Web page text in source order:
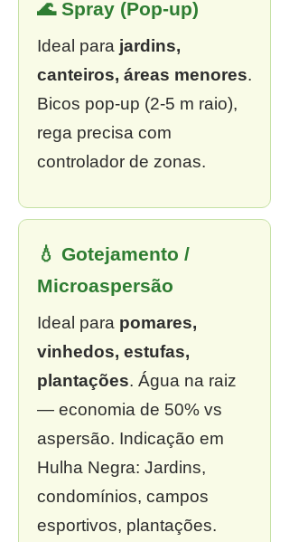
🌊 Spray (Pop-up)
Ideal para jardins,
canteiros, áreas menores.
Bicos pop-up (2-5 m raio),
rega precisa com
controlador de zonas.
💧 Gotejamento /
Microaspersão
Ideal para pomares,
vinhedos, estufas,
plantações. Água na raiz
— economia de 50% vs
aspersão. Indicação em
Hulha Negra: Jardins,
condomínios, campos
esportivos, plantações.